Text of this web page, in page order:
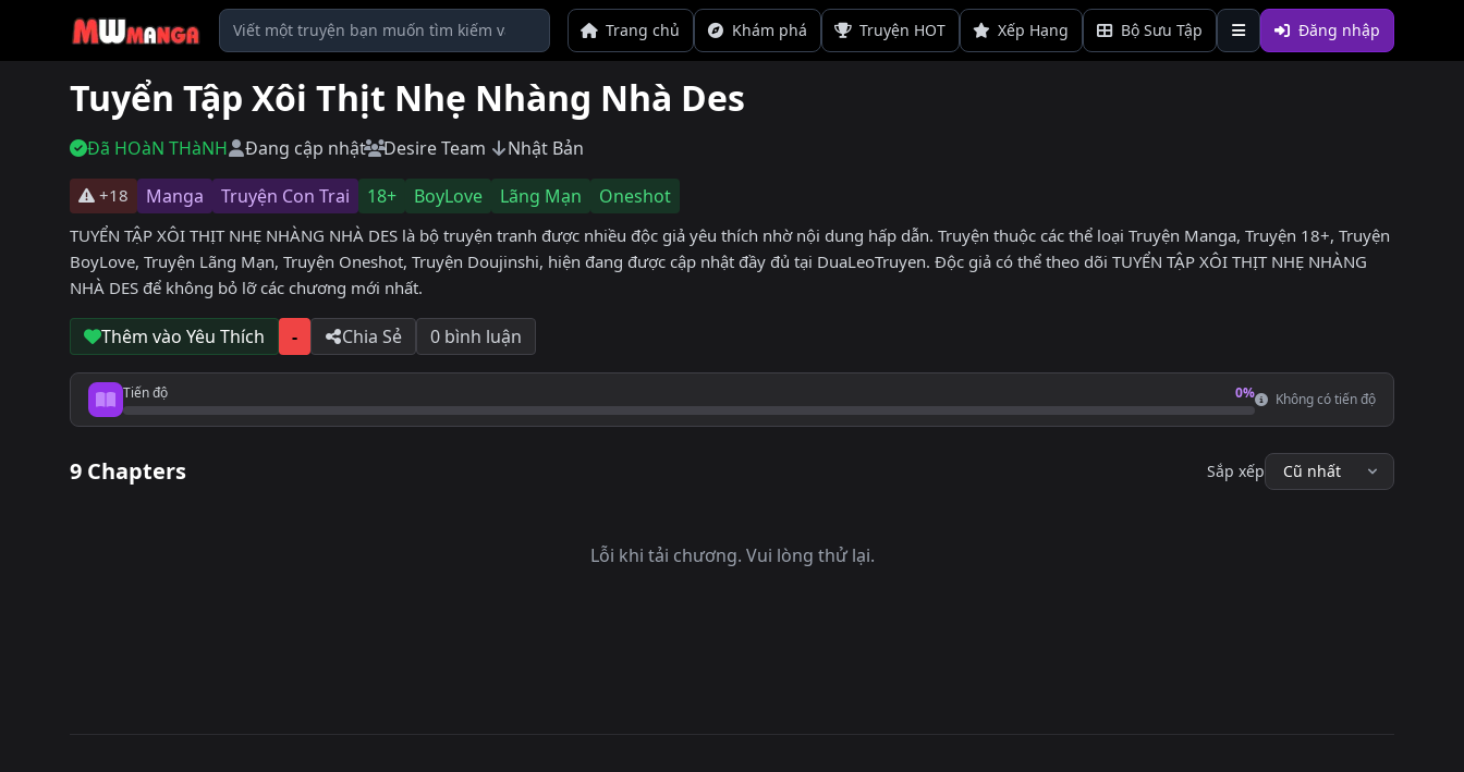
Trang chủ Khám phá Truyện HOT Xếp Hạng Bộ Sưu Tập Đăng nhập
Tuyển Tập Xôi Thịt Nhẹ Nhàng Nhà Des
Đã HOàN THàNH Đang cập nhật Desire Team Nhật Bản
+18 Manga Truyện Con Trai 18+ BoyLove Lãng Mạn Oneshot
TUYỂN TẬP XÔI THỊT NHẸ NHÀNG NHÀ DES là bộ truyện tranh được nhiều độc giả yêu thích nhờ nội dung hấp dẫn. Truyện thuộc các thể loại Truyện Manga, Truyện 18+, Truyện
BoyLove, Truyện Lãng Mạn, Truyện Oneshot, Truyện Doujinshi, hiện đang được cập nhật đầy đủ tại DuaLeoTruyen. Độc giả có thể theo dõi TUYỂN TẬP XÔI THỊT NHẸ NHÀNG
NHÀ DES để không bỏ lỡ các chương mới nhất.
Thêm vào Yêu Thích - Chia Sẻ 0 bình luận
Tiến độ 0%
Tiến độ đọc
Không có tiến độ
9 Chapters Sắp xếp
Lỗi khi tải chương. Vui lòng thử lại.